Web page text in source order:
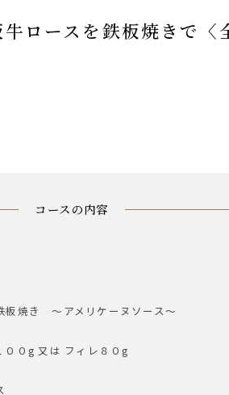
コースの内容
板焼き ～アメリケーヌソース～
００g 又は フィレ８０g